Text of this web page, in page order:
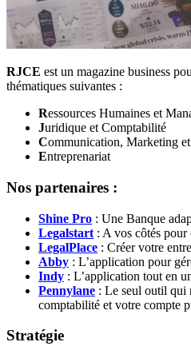
RJCE est un magazine business
thématiques suivantes :
Ressources Humaines et
Juridique et Comptabilité
Communication, Marketing
Entreprenariat
Nos partenaires :
Shine Pro : Une Banque
Legalstart : A vos côtés pour
LegalPlace : Créer votre
Abby : L’application pour
Indy : L’application tout en
Pennylane : Le seul outil qui
comptabilité et votre compte
Stratégie